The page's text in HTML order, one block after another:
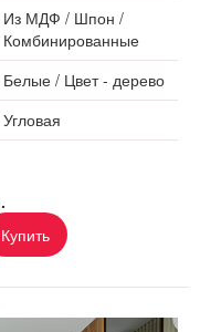
Из МДФ / Шпон /
Комбинированные
Белые/ Цвет - дерево
Угловая
Купить